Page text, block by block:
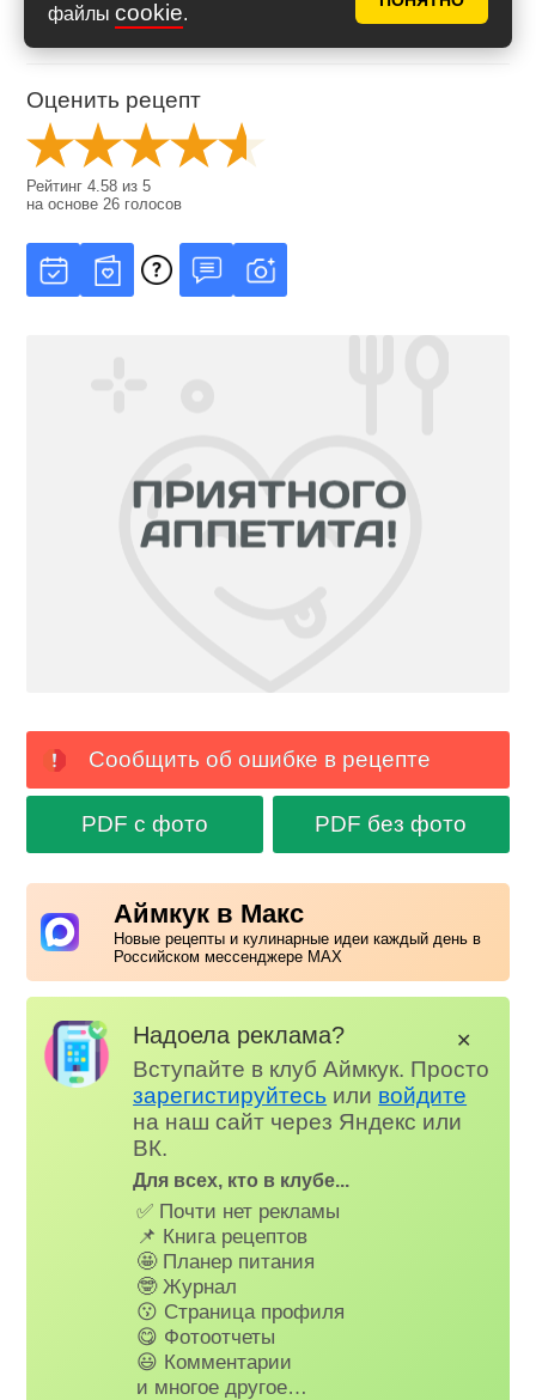
файлы cookie.
Оценить рецепт
Рейтинг4.58 из5
на основе 26 голосов
Сообщить об ошибке в рецепте
PDF с фото PDF без фото
Аймкук в Макс
Новые рецепты и кулинарные идеи каждый день в
Российском мессенджере MAX
Надоела реклама?
Вступайте в клуб Аймкук. Просто
зарегистируйтесь или войдите
на наш сайт через Яндекс или
ВК.
Для всех, кто в клубе...
✅ Почти нет рекламы
📌 Книга рецептов
🤩 Планер питания
🤓 Журнал
😗 Страница профиля
😋 Фотоотчеты
😃 Комментарии
и многое другое…
✕